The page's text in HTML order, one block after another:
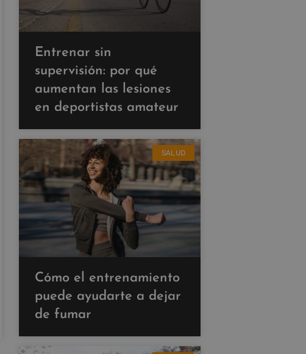
Entrenar sin
supervisión: por qué
aumentan las lesiones
en deportistas amateur
SALUD
Cómo el entrenamiento
puede ayudarte a dejar
de fumar